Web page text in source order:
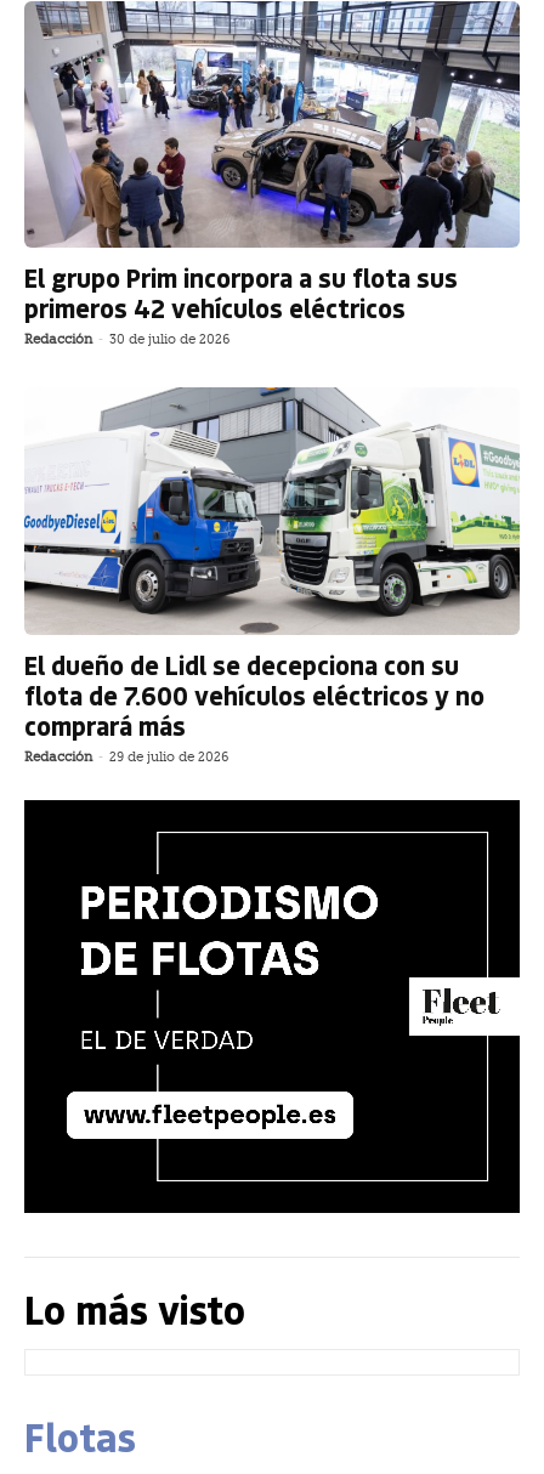
El grupo Prim incorpora a su flota sus
primeros 42 vehículos eléctricos
Redacción - 30 de julio de 2026
El dueño de Lidl se decepciona con su
flota de 7.600 vehículos eléctricos y no
comprará más
Redacción - 29 de julio de 2026
Lo más visto
Flotas